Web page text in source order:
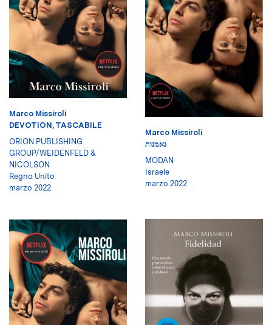
Marco Missiroli
DEVOTION, TASCABILE
ORION PUBLISHING
GROUP/WEIDENFELD &
NICOLSON
Regno Unito
marzo 2022
Marco Missiroli
נאמנות
MODAN
Israele
marzo 2022